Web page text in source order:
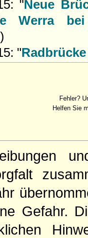
"Neue
Werra bei
"
Fehler?
Helfen Sie
Gefahr.